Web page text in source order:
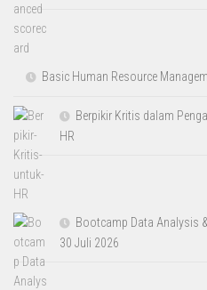
Basic Human Resource
Berpikir Kritis dalam
HR
Bootcamp Data Analysis
30 Juli 2026